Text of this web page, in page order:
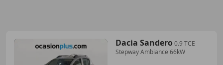
Dacia Sandero 0.9 TCE
Stepway Ambiance 66kW